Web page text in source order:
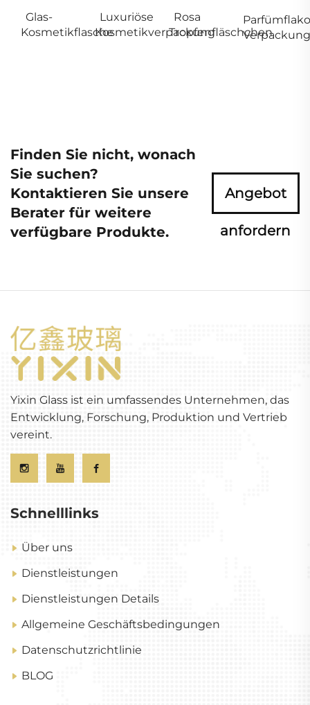
Glas-
Kosmetikflasche
Luxuriöse
Kosmetikverpackung
Rosa
TropfenfläschchenVerpackung
Finden Sie nicht, wonach
Sie suchen?
Kontaktieren Sie unsere
Berater für weitere
verfügbare Produkte.
Angebot
anfordern
Yixin Glass ist ein umfassendes Unternehmen, das
Entwicklung, Forschung, Produktion und Vertrieb
vereint.
Schnelllinks
Über uns
Dienstleistungen
Dienstleistungen Details
Allgemeine Geschäftsbedingungen
Datenschutzrichtlinie
BLOG